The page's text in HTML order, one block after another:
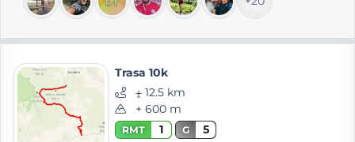
Trasa 10k
⨦ 12.5 km
+ 600 m
RMT 1 G 5